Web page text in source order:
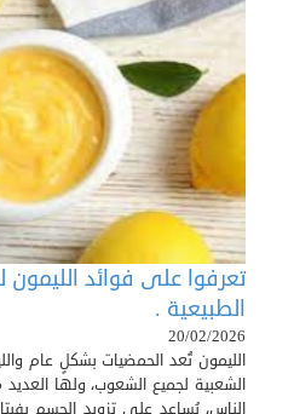
تعرفوا على فوائد
الطبيعية .
20/02/2026
الليمون تُعد الحمضيات بشكلٍ عام
الشعبية لجميع الشعوب، ولها